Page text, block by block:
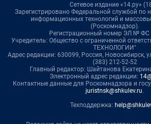
Сетевое издание «14.ру»
Зарегистрировано Федеральной службой по
информационных технологий и
(Роскомнадзор).
Регистрационный номер ЭЛ № ФС
Учредитель: Общество с ограниченной
ТЕХНОЛОГИИ"
Адрес редакции: 630099, Россия, Новосибирск,
(383) 212-52-52
Главный редактор: Шайтанова
Электронный адрес редакции:
Контактные данные для Роскомнадзора и
juristnsk@shkulev.ru.
Техподдержка: